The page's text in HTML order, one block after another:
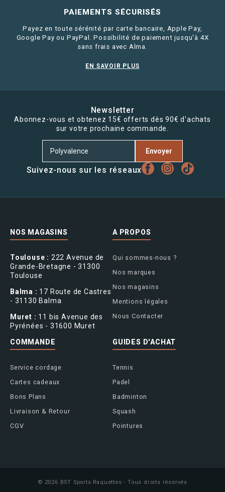
PAIEMENTS SÉCURISÉS
Payez en toute sérénité par carte bancaire, Apple Pay,
Google Pay ou PayPal. Possibilité de paiement jusqu'à 4X
sans frais avec Alma.
EN SAVOIR PLUS
Newsletter
Abonnez-vous et obtenez 15€ offerts dès 90€ d'achats
sur votre prochaine commande.
Envoyer
Suivez-nous sur les réseaux
NOS MAGASINS
Toulouse : 222 Avenue de
Grande-Bretagne - 31300
Toulouse
Balma : 17 Route de Castres
- 31130 Balma
Muret : 11 bis Avenue des
Pyrénées - 31600 Muret
A PROPOS
Qui sommes-nous ?
Nos marques
Nos magasins
Mentions légales
Nous Contacter
COMMANDE
Service cordage
Cartes cadeaux
Bons Plans
Livraison & Retour
CGV
GUIDES D'ACHAT
Tennis
Padel
Badminton
Squash
Pointures
© 2026 BST Sports Raquettes - Tous droits réservés